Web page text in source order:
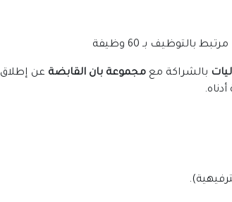
بالتوظيف بـ 60 وظيفة
بالشراكة معمجموعة بان القابضة